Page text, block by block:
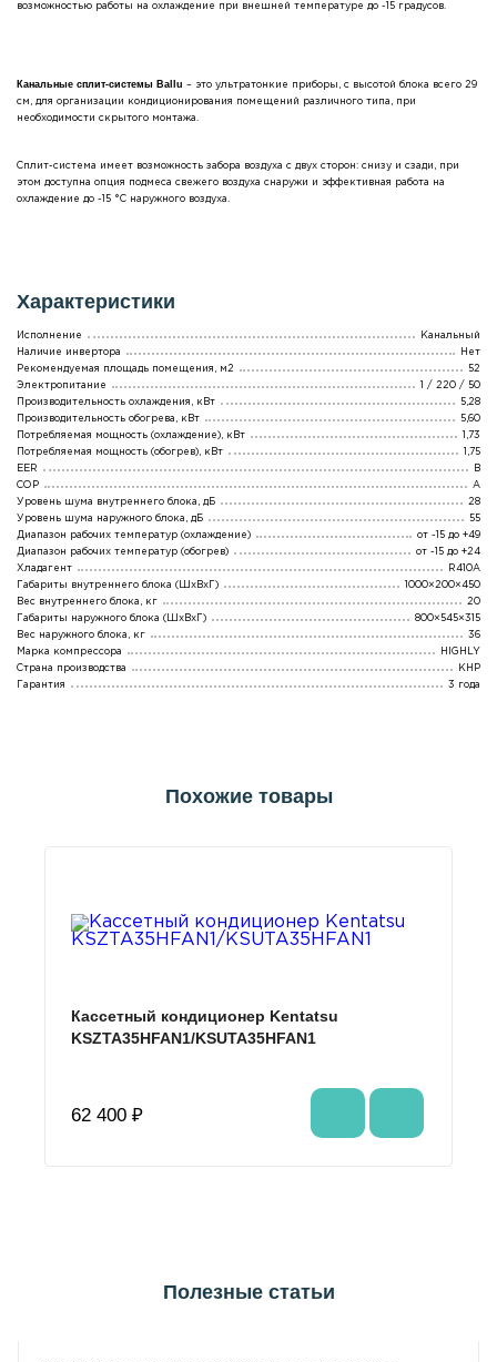
возможностью работы на охлаждение при внешней температуре до -15 градусов.
Канальные сплит-системы Ballu – это ультратонкие приборы, с высотой блока всего 29
см, для организации кондиционирования помещений различного типа, при
необходимости скрытого монтажа.
Сплит-система имеет возможность забора воздуха с двух сторон: снизу и сзади, при
этом доступна опция подмеса свежего воздуха снаружи и эффективная работа на
охлаждение до -15 °С наружного воздуха.
Характеристики
Исполнение
Канальный
Наличие инвертора
Нет
Рекомендуемая площадь помещения, м2
52
Электропитание
1 / 220 / 50
Производительность охлаждения, кВт
5,28
Производительность обогрева, кВт
5,60
Потребляемая мощность (охлаждение), кВт
1,73
Потребляемая мощность (обогрев), кВт
1,75
EER
B
COP
A
Уровень шума внутреннего блока, дБ
28
Уровень шума наружного блока, дБ
55
Диапазон рабочих температур (охлаждение)
от -15 до +49
Диапазон рабочих температур (обогрев)
от -15 до +24
Хладагент
R410A
Габариты внутреннего блока (ШхВхГ)
1000×200×450
Вес внутреннего блока, кг
20
Габариты наружного блока (ШхВхГ)
800×545×315
Вес наружного блока, кг
36
Марка компрессора
HIGHLY
Страна производства
КНР
Гарантия
3 года
Похожие товары
Кассетный кондиционер Kentatsu
KSZTA35HFAN1/KSUTA35HFAN1
62 400 ₽
Полезные статьи